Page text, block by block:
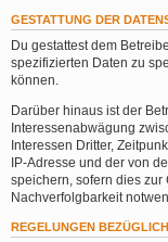
GESTATTUNG DER
Du gestattest dem
spezifizierten Daten zu
können.
Darüber hinaus ist der
Interessenabwägung
Interessen Dritter,
IP-Adresse und der von
speichern, sofern dies
Nachverfolgbarkeit
REGELUNGEN